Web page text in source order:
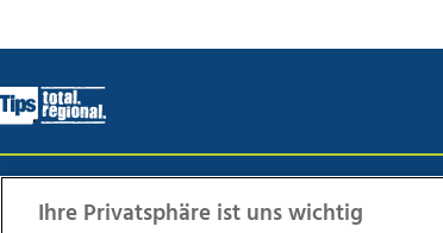
Wir über uns Mediadaten Kontakt
Ihre Privatsphäre ist uns wichtig